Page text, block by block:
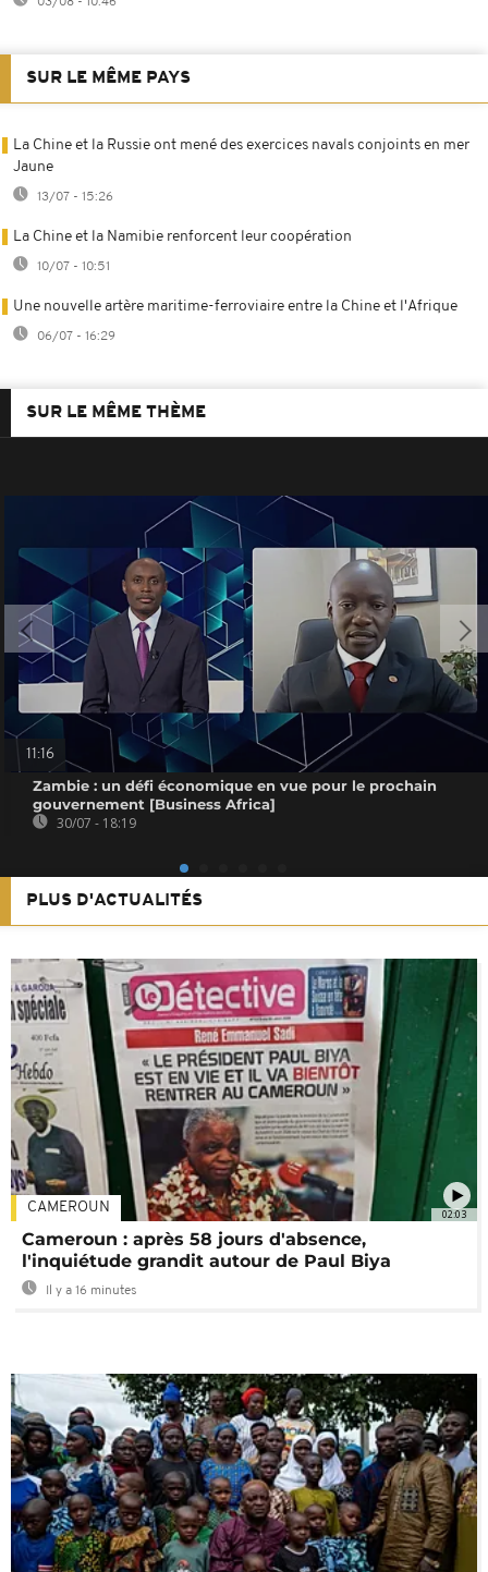
SUR LE MÊME PAYS
La Chine et la Russie ont mené des exercices navals conjoints en mer
Jaune
13/07 - 15:26
La Chine et la Namibie renforcent leur coopération
10/07 - 10:51
Une nouvelle artère maritime-ferroviaire entre la Chine et l'Afrique
06/07 - 16:29
SUR LE MÊME THÈME
11:16
Zambie : un défi économique en vue pour le prochain
gouvernement [Business Africa]
30/07 - 18:19
PLUS D'ACTUALITÉS
02:03
CAMEROUN
Cameroun : après 58 jours d'absence,
l'inquiétude grandit autour de Paul Biya
Il y a 16 minutes